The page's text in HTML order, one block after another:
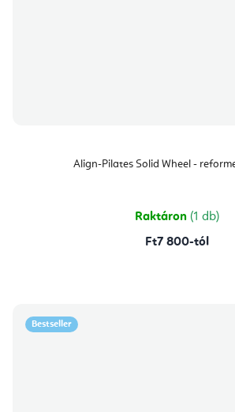
Align-Pilates Solid Wheel -
Raktáron (1 db)
Ft7 800-tól
Bestseller